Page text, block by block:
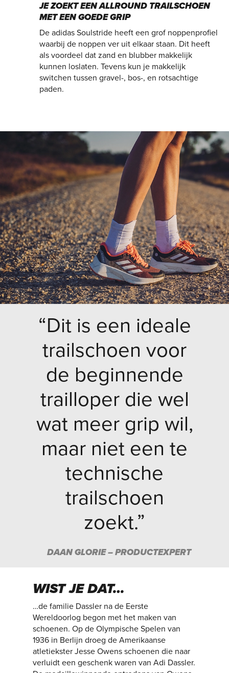
JE ZOEKT EEN ALLROUND TRAILSCHOEN
MET EEN GOEDE GRIP
De adidas Soulstride heeft een grof noppenprofiel
waarbij de noppen ver uit elkaar staan. Dit heeft
als voordeel dat zand en blubber makkelijk
kunnen loslaten. Tevens kun je makkelijk
switchen tussen gravel-, bos-, en rotsachtige
paden.
“Dit is een ideale
trailschoen voor
de beginnende
trailloper die wel
wat meer grip wil,
maar niet een te
technische
trailschoen
zoekt.”
DAAN GLORIE – PRODUCTEXPERT
WIST JE DAT…
…de familie Dassler na de Eerste
Wereldoorlog begon met het maken van
schoenen. Op de Olympische Spelen van
1936 in Berlijn droeg de Amerikaanse
atletiekster Jesse Owens schoenen die naar
verluidt een geschenk waren van Adi Dassler.